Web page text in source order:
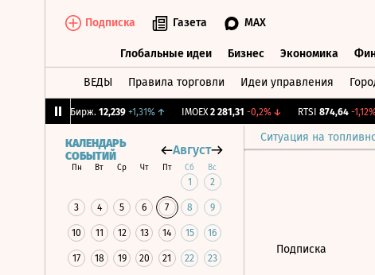
Подписка Газета MAX
Глобальные идеи Бизнес Экономика
ВЕДЫ Правила торговли Идеи управления
CNY Бирж. 12,239 +1,31%↑ IMOEX 2 281,31 -0,2%↓ RTSI 874,64 -1,12%
Ситуация на
КАЛЕНДАРЬ
СОБЫТИЙ
Август
Пн Вт Ср Чт Пт Сб Вс
1 2
3 4 5 6 7 8 9
10 11 12 13 14 15 16
17 18 19 20 21 22 23
Подписка